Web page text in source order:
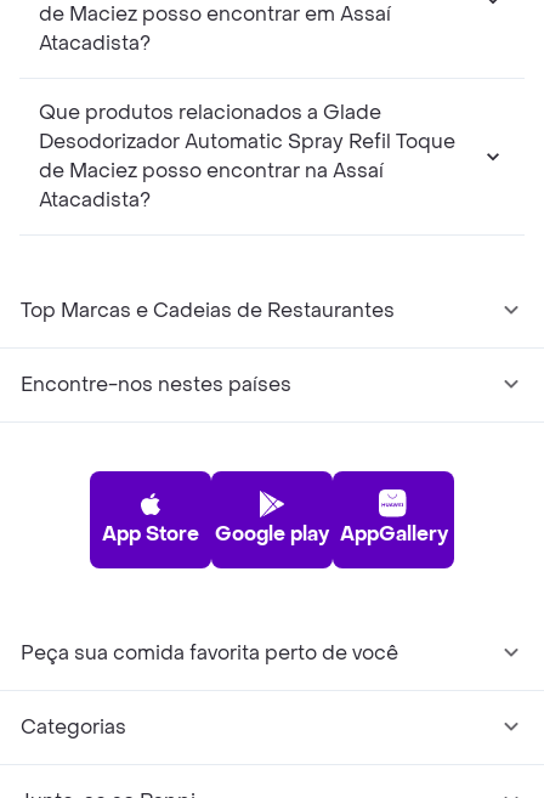
de Maciez posso encontrar em Assaí
Atacadista?
Que produtos relacionados a Glade
Desodorizador Automatic Spray Refil Toque
de Maciez posso encontrar na Assaí
Atacadista?
Top Marcas e Cadeias de Restaurantes
Encontre-nos nestes países
App Store Google play AppGallery
Peça sua comida favorita perto de você
Categorias